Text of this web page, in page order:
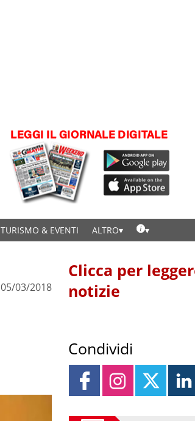
TURISMO & EVENTI ALTRO
05/03/2018
Clicca per
notizie
Condividi